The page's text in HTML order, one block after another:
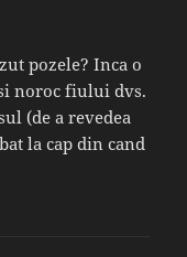
pozele? Inca o
noroc fiului dvs.
(de a revedea
la cap din cand